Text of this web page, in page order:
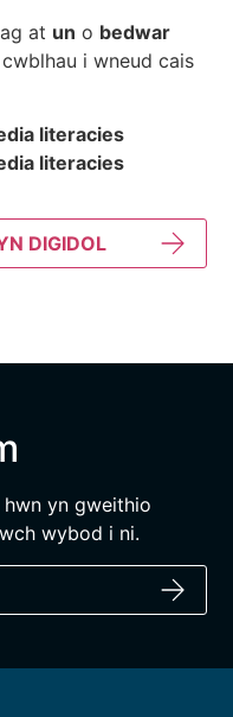
at un o bedwar
i wneud cais
literacies
literacies
DIGIDOL
hwn yn gweithio
wybod i ni.